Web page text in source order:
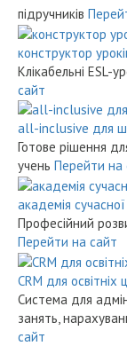
підручників
конструктор
Клікабельні ESL-
сайт
all-inclusive для
Готове рішення
учень Перейти на
академія
Професійний
Перейти на сайт
CRM для освітніх
Система для
занять,
сайт